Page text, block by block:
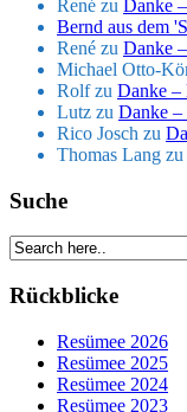
René zu Danke
Bernd aus dem
René zu Danke
Michael Otto-
Rolfzu Danke –
Lutz zu Danke –
Rico Josch zu
Thomas Lang zu
Suche
Rückblicke
Resümee 2026
Resümee 2025
Resümee 2024
Resümee 2023